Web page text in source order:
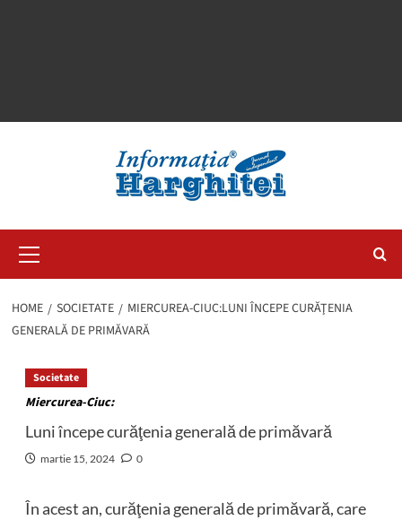
Menu
HOME SOCIETATE
MIERCUREA-CIUC:LUNI ÎNCEPE CURĂŢENIA
GENERALĂ DE PRIMĂVARĂ
Societate
Miercurea-Ciuc:
Luni începe curăţenia generală de primăvară
martie 15, 2024 0
În acest an, curăţenia generală de primăvară, care